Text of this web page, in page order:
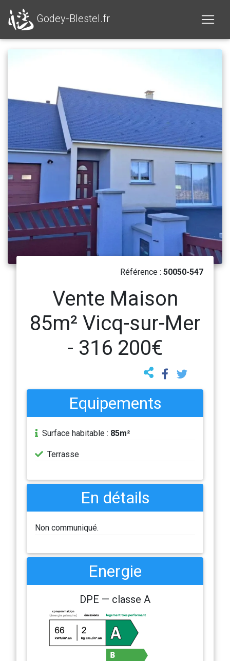
Godey-Blestel.fr
Référence :50050-547
Vente Maison
85m² Vicq-sur-Mer
- 316 200€
Equipements
Surface habitable : 85m²
Terrasse
En détails
Non communiqué.
Energie
DPE — classe A